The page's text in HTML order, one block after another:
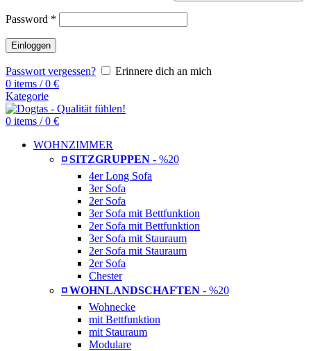
Password *
Einloggen
Passwort vergessen?
Erinnere dich an mich
0 items / 0 €
Kategorie
0 items / 0 €
WOHNZIMMER
◽ SITZGRUPPEN - %20
4er Long Sofa
3er Sofa
2er Sofa
3er Sofa mit Bettfunktion
2er Sofa mit Bettfunktion
3er Sofa mit Stauraum
2er Sofa mit Stauraum
2er Sofa
Chester
◽ WOHNLANDSCHAFTEN - %20
Wohnecke
mit Bettfunktion
mit Stauraum
Modulare